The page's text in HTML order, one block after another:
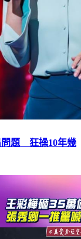
問題 狂操10年幾